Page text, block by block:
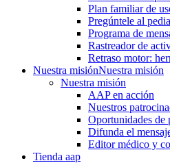
Plan familiar de
Pregúntele al
Programa de
Rastre​​ador de
Retraso motor:
Nuestra misiónNuestra misión
Nuestra misión
AAP en acción
Nuestros
Oportunidades de
Difunda el
Editor médico y
Tienda aap